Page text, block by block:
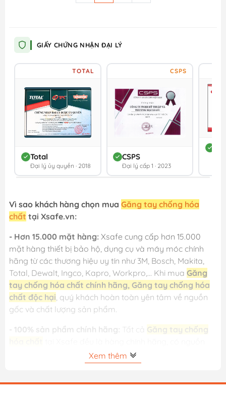
GIẤY CHỨNG NHẬN ĐẠI LÝ
TOTAL
Total
Đại lý ủy quyền · 2018
CSPS
CSPS
Đại lý cấp 1 · 2023
Vì sao khách hàng chọn mua Găng tay chống hóa
chất tại Xsafe.vn:
- Hơn 15.000 mặt hàng: Xsafe cung cấp hơn 15.000
mặt hàng thiết bị bảo hộ, dụng cụ và máy móc chính
hãng từ các thương hiệu uy tín như 3M, Bosch, Makita,
Total, Dewalt, Ingco, Kapro, Workpro,... Khi mua Găng
tay chống hóa chất chính hãng, Găng tay chống hóa
chất độc hại, quý khách hoàn toàn yên tâm về nguồn
gốc và chất lượng sản phẩm.
- 100% sản phẩm chính hãng: Tất cả Găng tay chống
gốc rõ ràng, đầy đủ bảo hành theo tiêu chuẩn của nhà
- Giá luôn tốt:Nhờ hệ thống phân phối lớn và nhập
Xem thêm